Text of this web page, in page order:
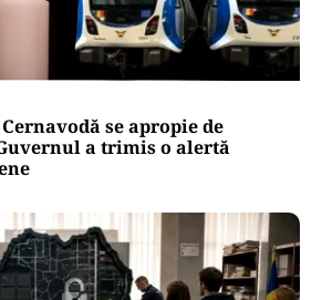
se apropie de
a trimis o alertă